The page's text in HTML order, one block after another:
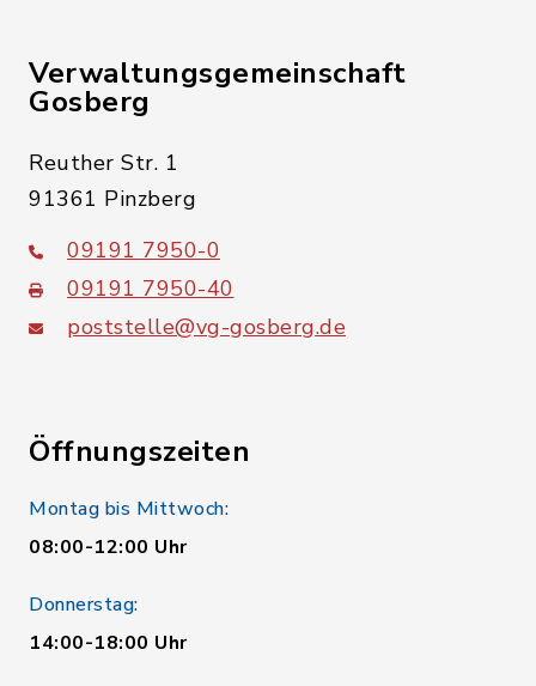
Verwaltungsgemeinschaft
Gosberg
Reuther Str. 1
91361 Pinzberg
09191 7950-0
09191 7950-40
poststelle@vg-gosberg.de
Öffnungszeiten
Montag bis Mittwoch:
08:00-12:00 Uhr
Donnerstag:
14:00-18:00 Uhr